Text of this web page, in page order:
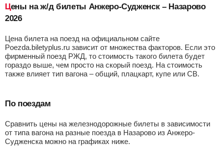
Цены на ж/д билеты Анжеро-Судженск – Назарово
2026
Цена билета на поезд на официальном сайте
Poezda.biletyplus.ru зависит от множества факторов. Если это
фирменный поезд РЖД, то стоимость такого билета будет
гораздо выше, чем просто на скорый поезд. На стоимость
также влияет тип вагона – общий, плацкарт, купе или СВ.
По поездам
Сравнить цены на железнодорожные билеты в зависимости
от типа вагона на разные поезда в Назарово из Анжеро-
Судженска можно на графиках ниже.